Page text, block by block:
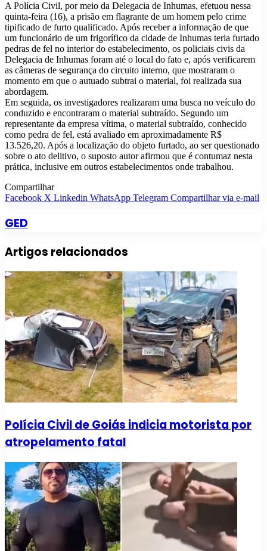
A Polícia Civil, por meio da Delegacia de Inhumas, efetuou nessa
quinta-feira (16), a prisão em flagrante de um homem pelo crime
tipificado de furto qualificado. Após receber a informação de que
um funcionário de um frigorífico da cidade de Inhumas teria furtado
pedras de fel no interior do estabelecimento, os policiais civis da
Delegacia de Inhumas foram até o local do fato e, após verificarem
as câmeras de segurança do circuito interno, que mostraram o
momento em que o autuado subtrai o material, foi realizada sua
abordagem.
Em seguida, os investigadores realizaram uma busca no veículo do
conduzido e encontraram o material subtraído. Segundo um
representante da empresa vítima, o material subtraído, conhecido
como pedra de fel, está avaliado em aproximadamente R$
13.526,20. Após a localização do objeto furtado, ao ser questionado
sobre o ato delitivo, o suposto autor afirmou que é contumaz nesta
prática, inclusive em outros estabelecimentos onde trabalhou.
Compartilhar
Facebook X Linkedin WhatsApp Telegram Compartilhar via e-mail
GED
Artigos relacionados
Polícia Civil de Goiás indicia motorista por
atropelamento fatal